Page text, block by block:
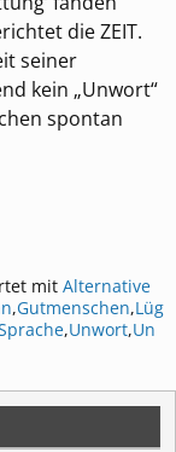
die ZEIT.
seiner
kein „Unwort“
spontan
mit Alternative
,Gutmenschen,Lüg
,Unwort,Un